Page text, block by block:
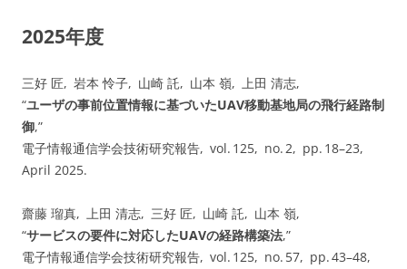
2025年度
三好 匠, 岩本 怜子, 山崎 託, 山本 嶺, 上田 清志,
“ユーザの事前位置情報に基づいたUAV移動基地局の飛行経路制
御,”
電子情報通信学会技術研究報告, vol. 125, no. 2, pp. 18–23,
April 2025.
齋藤 瑠真, 上田 清志, 三好 匠, 山崎 託, 山本 嶺,
“サービスの要件に対応したUAVの経路構築法,”
電子情報通信学会技術研究報告, vol. 125, no. 57, pp. 43–48,